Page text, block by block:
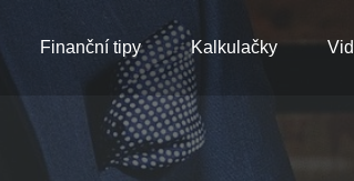
Finanční tipy Kalkulačky